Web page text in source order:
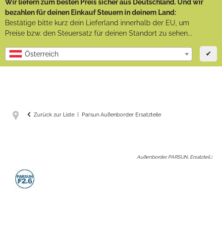
Wir liefern zum besten Preis sicher aus Deutschland. Und wir
bezahlen für deinen Einkauf Steuern in deinem Land:
Bestätige bitte kurz dein Lieferland innerhalb der EU, um
Preise bzw. den Steuersatz für deinen Standort zu sehen...
Österreich ✔
Zurück zur Liste Parsun Außenborder Ersatzteile
Außenborder, PARSUN, Ersatzteil, :